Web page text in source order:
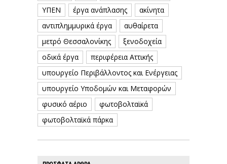
ΥΠΕΝ
έργα ανάπλασης
ακίνητα
αντιπλημμυρικά έργα
αυθαίρετα
μετρό Θεσσαλονίκης
ξενοδοχεία
οδικά έργα
περιφέρεια Αττικής
υπουργείο Περιβάλλοντος και Ενέργειας
υπουργείο Υποδομών και Μεταφορών
φυσικό αέριο
φωτοβολταϊκά
φωτοβολταϊκά πάρκα